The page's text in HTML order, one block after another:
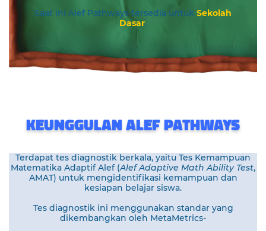
Saat ini Alef Pathways tersedia untuk Sekolah
Dasar.
KEUNGGULAN ALEF PATHWAYS
Terdapat tes diagnostik berkala, yaitu Tes Kemampuan
Matematika Adaptif Alef (Alef Adaptive Math Ability Test,
AMAT) untuk mengidentifikasi kemampuan dan
kesiapan belajar siswa.
Tes diagnostik ini menggunakan standar yang
dikembangkan oleh MetaMetrics-